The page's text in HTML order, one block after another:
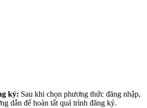
ký: Sau khi chọn phương thức đăng nhập,
dẫn để hoàn tất quá trình đăng ký.